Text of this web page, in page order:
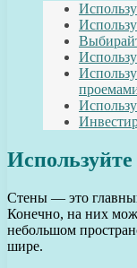
Используйте
Стены — это
Конечно, на них
небольшом
шире.